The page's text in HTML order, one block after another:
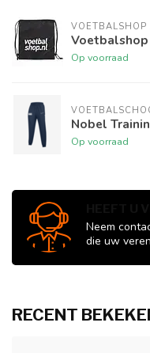
VOETBALSHOP
Op voorraad
Nobel
Op voorraad
Neem
die uw
RECENT